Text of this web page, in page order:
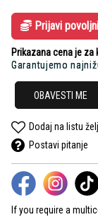
Prijavi
Prikazana cena je za
Garantujemo
OBAVESTI ME
Dodaj na listu
Postavi pitanje
If you require a